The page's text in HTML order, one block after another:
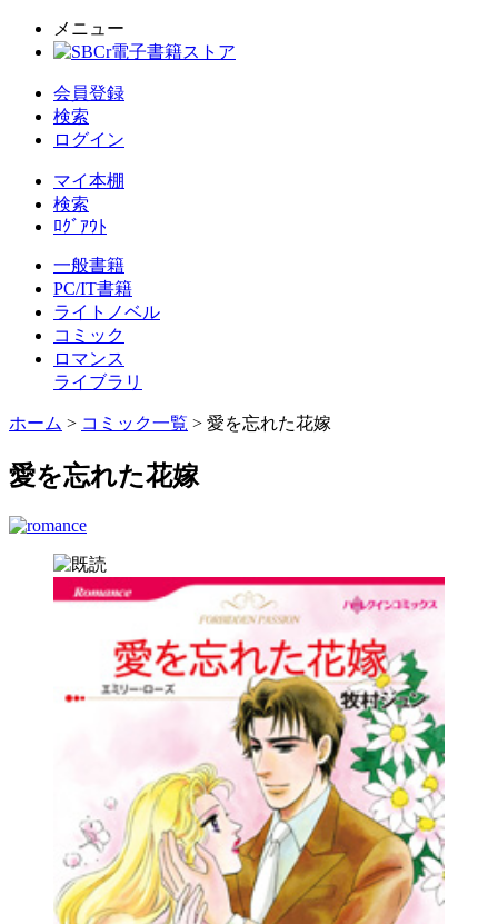
メニュー
会員登録
検索
ログイン
マイ本棚
検索
ﾛｸﾞｱｳﾄ
一般書籍
PC/IT書籍
ライトノベル
コミック
ロマンス
ライブラリ
ホーム > コミック一覧 > 愛を忘れた花嫁
愛を忘れた花嫁